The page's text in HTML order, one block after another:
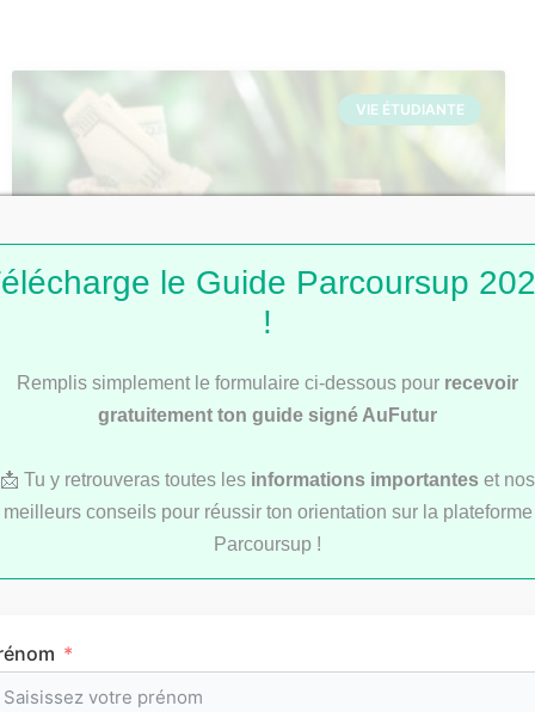
VIE ÉTUDIANTE
rembourser à temps ?
VIE ÉTUDIANTE
le Guide Parcoursup
!
Remplis simplement le formulaire ci-dessous pour recevoir
gratuitement ton guide signé AuFutur
📩 Tu y retrouveras toutes les informations importantes et nos
meilleurs conseils pour réussir ton orientation sur la plateforme
Parcoursup !